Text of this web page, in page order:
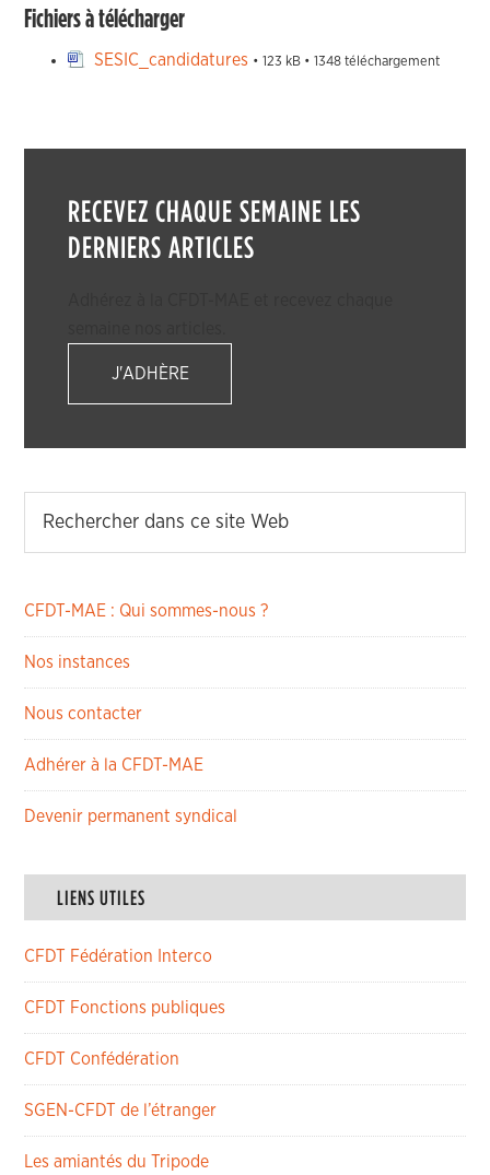
Fichiers à télécharger
SESIC_candidatures • 123 kB • 1348 téléchargement
RECEVEZ CHAQUE SEMAINE LES
DERNIERS ARTICLES
J'ADHÈRE
CFDT-MAE : Qui sommes-nous ?
Nos instances
Nous contacter
Adhérer à la CFDT-MAE
Devenir permanent syndical
LIENS UTILES
CFDT Fédération Interco
CFDT Fonctions publiques
CFDT Confédération
SGEN-CFDT de l’étranger
Les amiantés du Tripode